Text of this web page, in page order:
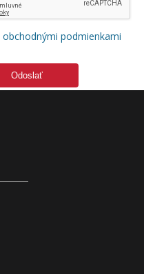
obchodnými podmienkami